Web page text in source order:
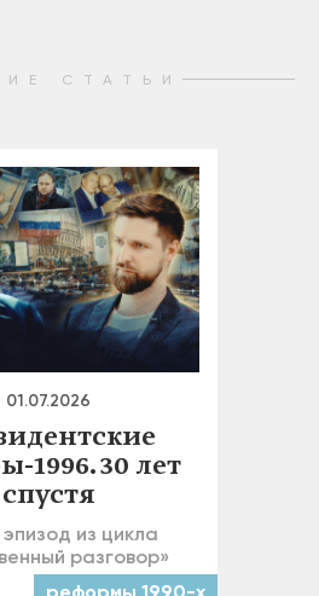
СТАТЬИ
01.07.2026
1996. 30 лет
спустя
из цикла
разговор»